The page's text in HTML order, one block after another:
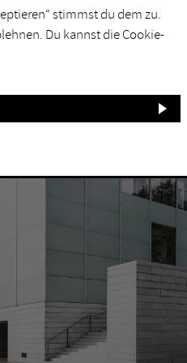
stimmst du dem zu.
Du kannst die Cookie-